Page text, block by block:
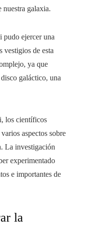
galaxia.
pudo ejercer una
vestigios de esta
ya que
galáctico, una
los científicos
aspectos sobre
La investigación
experimentado
e importantes de
la